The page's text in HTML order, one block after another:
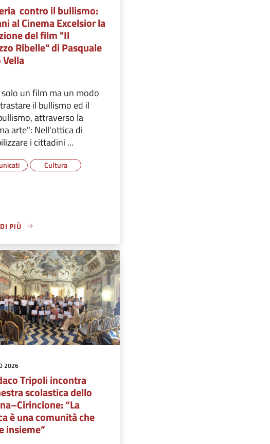
contro il bullismo:
al Cinema Excelsior la
del film "Il
Ribelle" di Pasquale
un film ma un modo
il bullismo ed il
attraverso la
arte": Nell'ottica di
i cittadini ...
Cultura
PIÙ
2026
Tripoli incontra
scolastica dello
“La
è una comunità che
insieme”